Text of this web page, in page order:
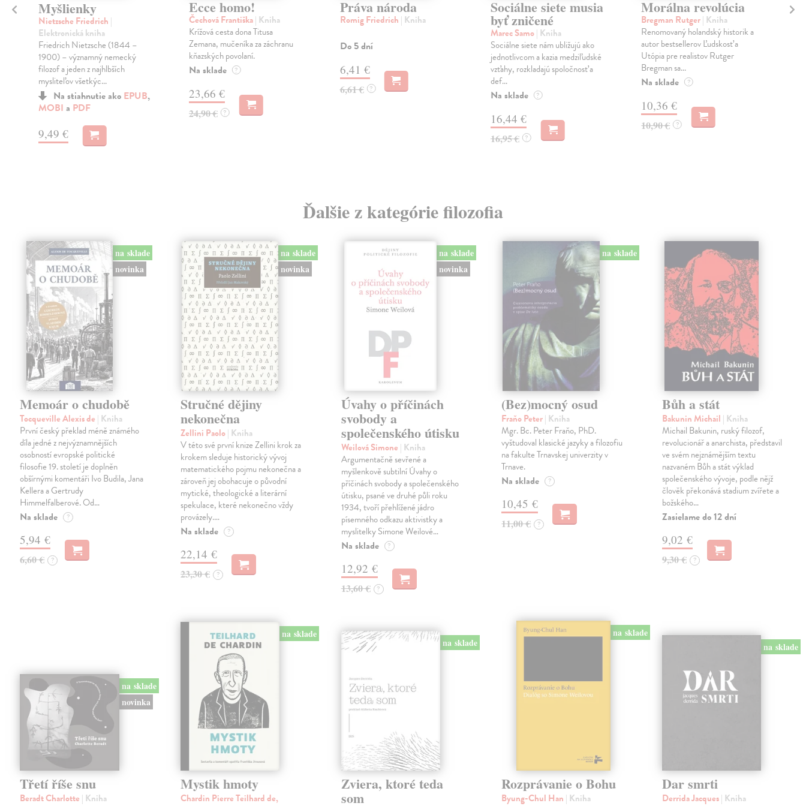
Myšlienky
Nietzsche Friedrich |
Elektronická kniha
Friedrich Nietzsche (1844 –
1900) – významný nemecký
filozof a jeden z najhlbších
mysliteľov všetkýc...
Na stiahnutie ako EPUB,
MOBI a PDF
9,49 €
Ecce homo!
Čechová Františka| Kniha
Krížová cesta dona Titusa
Zemana, mučeníka za záchranu
kňazských povolaní.
Na sklade ?
23,66 €
24,90 € ?
Práva národa
Romig Friedrich | Kniha
Do 5 dní
6,41 €
6,61 € ?
Sociálne siete musia
byť zničené
Marec Samo| Kniha
Sociálne siete nám ubližujú ako
jednotlivcom a kazia medziľudské
vzťahy, rozkladajú spoločnosť a
def...
Na sklade ?
16,44 €
16,95 € ?
Morálna revolúcia
Bregman Rutger| Kniha
Renomovaný holandský historik a
autor bestsellerov Ľudskosť a
Utópia pre realistov Rutger
Bregman sa...
Na sklade ?
10,36 €
10,90 € ?
Ďalšie z kategórie filozofia
na sklade
novinka
Memoár o chudobě
Tocqueville Alexis de | Kniha
První český překlad méně známého
díla jedné z nejvýznamnějších
osobností evropské politické
filosofie 19. století je doplněn
obšírnými komentáři Ivo Budila, Jana
Kellera a Gertrudy
Himmelfalberové. Od…
Na sklade ?
5,94 €
6,60 € ?
na sklade
novinka
Stručné dějiny
nekonečna
Zellini Paolo| Kniha
V této své první knize Zellini krok za
krokem sleduje historický vývoj
matematického pojmu nekonečna a
zároveň jej obohacuje o původní
mytické, theologické a literární
spekulace, které nekonečno vždy
provázely.…
Na sklade ?
22,14 €
23,30 € ?
na sklade
novinka
Úvahy o příčinách
svobody a
společenského útisku
Weilová Simone | Kniha
Argumentačně sevřené a
myšlenkově subtilní Úvahy o
příčinách svobody a společenského
útisku, psané ve druhé půli roku
1934, tvoří přehlížené jádro
písemného odkazu aktivistky a
myslitelky Simone Weilové…
Na sklade ?
12,92 €
13,60 € ?
na sklade
(Bez)mocný osud
Fraňo Peter| Kniha
Mgr. Bc. Peter Fraňo, PhD.
vyštudoval klasické jazyky a filozofiu
na fakulte Trnavskej univerzity v
Trnave.
Na sklade ?
10,45 €
11,00 € ?
Bůh a stát
Bakunin Michail | Kniha
Michail Bakunin, ruský filozof,
revolucionář a anarchista, představil
ve svém nejznámějším textu
nazvaném Bůh a stát výklad
společenského vývoje, podle nějž
člověk překonává stadium zvířete a
božského…
Zasielame do 12 dní
9,02 €
9,30 € ?
na sklade
novinka
Třetí říše snu
Beradt Charlotte | Kniha
na sklade
Mystik hmoty
Chardin Pierre Teilhard de,
na sklade
Zviera, ktoré teda
som
na sklade
Rozprávanie o Bohu
Byung-Chul Han | Kniha
na sklade
Dar smrti
Derrida Jacques| Kniha